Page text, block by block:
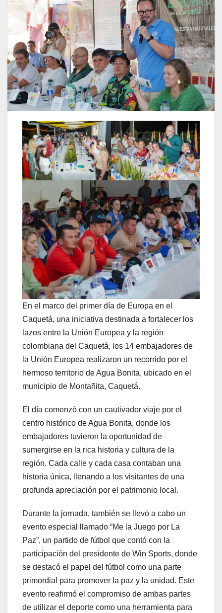
En el marco del primer día de Europa en el
Caquetá, una iniciativa destinada a fortalecer los
lazos entre la Unión Europea y la región
colombiana del Caquetá, los 14 embajadores de
la Unión Europea realizaron un recorrido por el
hermoso territorio de Agua Bonita, ubicado en el
municipio de Montañita, Caquetá.
El día comenzó con un cautivador viaje por el
centro histórico de Agua Bonita, donde los
embajadores tuvieron la oportunidad de
sumergirse en la rica historia y cultura de la
región. Cada calle y cada casa contaban una
historia única, llenando a los visitantes de una
profunda apreciación por el patrimonio local.
Durante la jornada, también se llevó a cabo un
evento especial llamado “Me la Juego por La
Paz”, un partido de fútbol que contó con la
participación del presidente de Win Sports, donde
se destacó el papel del fútbol como una parte
primordial para promover la paz y la unidad. Este
evento reafirmó el compromiso de ambas partes
de utilizar el deporte como una herramienta para